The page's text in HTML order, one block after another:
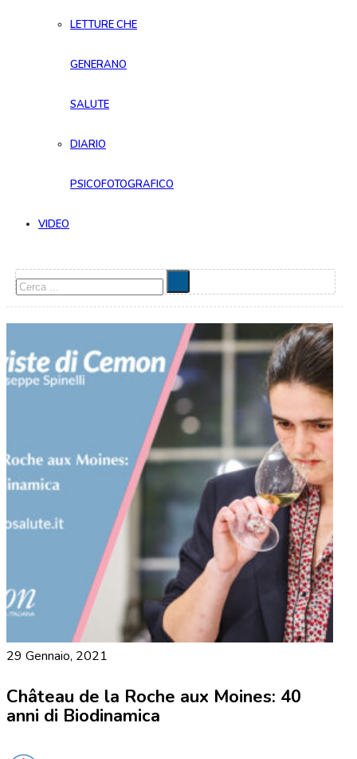
LETTURE CHE
GENERANO
SALUTE
DIARIO
PSICOFOTOGRAFICO
VIDEO
Cerca
29 Gennaio, 2021
Château de la Roche aux Moines: 40
anni di Biodinamica